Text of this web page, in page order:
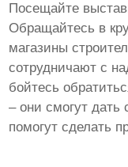
Посещайте
Обращайтесь в
магазины
сотрудничают с
бойтесь
– они смогут дать
помогут сделать